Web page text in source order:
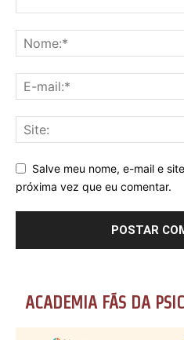
Salve meu nome, e-mail e
próxima vez que eu comentar.
ACADEMIA FÃS DA